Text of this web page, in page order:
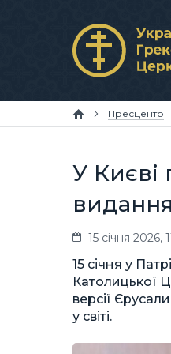
Пресцентр
У Києві
15 січня 2026,
15 січня у
Католицької
версії
у світі.